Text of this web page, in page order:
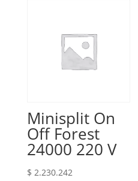
Minisplit On
Off Forest
24000 220 V
$ 2.230.242